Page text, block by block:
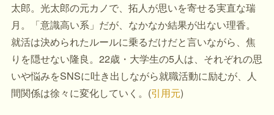
太郎。光太郎の元カノで、拓人が思いを寄せる実直な瑞
月。「意識高い系」だが、なかなか結果が出ない理香。
就活は決められたルールに乗るだけだと言いながら、焦
りを隠せない隆良。22歳・大学生の5人は、それぞれの思
いや悩みをSNSに吐き出しながら就職活動に励むが、人
間関係は徐々に変化していく。(引用元)